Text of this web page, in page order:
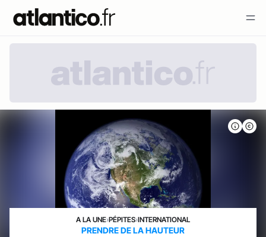
A LA UNE›PÉPITES›INTERNATIONAL
PRENDRE DE LA HAUTEUR